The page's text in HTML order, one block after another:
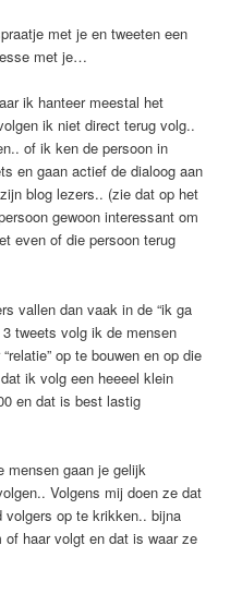
met je en tweeten een
met je…
ik hanteer meestal het
ik niet direct terug volg..
of ik ken de persoon in
en gaan actief de dialoog aan
blog lezers.. (zie dat op het
gewoon interessant om
even of die persoon terug
vallen dan vaak in de “ik ga
tweets volg ik de mensen
op te bouwen en op die
ik volg een heeeel klein
en dat is best lastig
mensen gaan je gelijk
Volgens mij doen ze dat
volgers op te krikken.. bijna
haar volgt en dat is waar ze